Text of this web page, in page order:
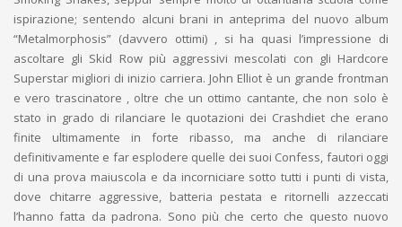
ispirazione; sentendo alcuni brani in anteprima del nuovo album
“Metalmorphosis” (davvero ottimi) , si ha quasi l’impressione di
ascoltare gli Skid Row più aggressivi mescolati con gli Hardcore
Superstar migliori di inizio carriera. John Elliot è un grande frontman
e vero trascinatore , oltre che un ottimo cantante, che non solo è
stato in grado di rilanciare le quotazioni dei Crashdiet che erano
finite ultimamente in forte ribasso, ma anche di rilanciare
definitivamente e far esplodere quelle dei suoi Confess, fautori oggi
di una prova maiuscola e da incorniciare sotto tutti i punti di vista,
dove chitarre aggressive, batteria pestata e ritornelli azzeccati
l’hanno fatta da padrona. Sono più che certo che questo nuovo